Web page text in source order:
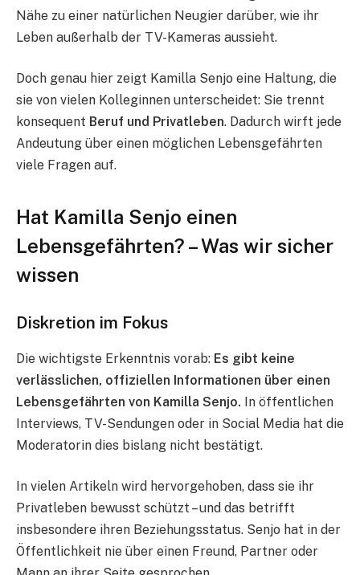
Nähe zu einer natürlichen Neugier darüber, wie ihr
Leben außerhalb der TV-Kameras aussieht.
Doch genau hier zeigt Kamilla Senjo eine Haltung, die
sie von vielen Kolleginnen unterscheidet: Sie trennt
konsequent Beruf und Privatleben. Dadurch wirft jede
Andeutung über einen möglichen Lebensgefährten
viele Fragen auf.
Hat Kamilla Senjo einen
Lebensgefährten? – Was wir sicher
wissen
Diskretion im Fokus
Die wichtigste Erkenntnis vorab: Es gibt keine
verlässlichen, offiziellen Informationen über einen
Lebensgefährten von Kamilla Senjo. In öffentlichen
Interviews, TV-Sendungen oder in Social Media hat die
Moderatorin dies bislang nicht bestätigt.
In vielen Artikeln wird hervorgehoben, dass sie ihr
Privatleben bewusst schützt – und das betrifft
insbesondere ihren Beziehungsstatus. Senjo hat in der
Öffentlichkeit nie über einen Freund, Partner oder